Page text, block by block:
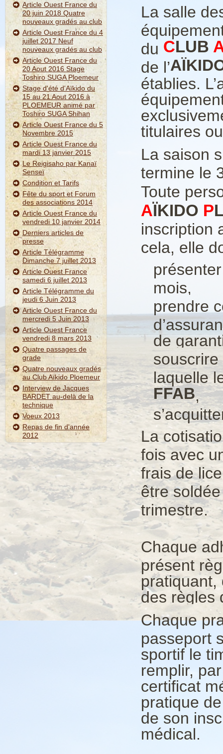
Article Ouest France du
20 juin 2018 Quatre
nouveaux gradés au club
Article Ouest France du 4
juillet 2017 Neuf
nouveaux gradés au club
Article Ouest France du
20 Aout 2016 Stage
Toshiro SUGA Ploemeur
Stage d'été d'Aïkido du
15 au 21 Aout 2016 à
PLOEMEUR animé par
Toshiro SUGA Shihan
Article Ouest France du 5
Novembre 2015
Article Ouest France du
mardi 13 janvier 2015
Le Reigisaho par Kanaï
Senseï
Condition et Tarifs
Fête du sport et Forum
des associations 2014
Article Ouest France du
vendredi 10 janvier 2014
Derniers articles de
presse
Article Télégramme
Dimanche 7 juillet 2013
Article Ouest France
samedi 6 juillet 2013
Article Télégramme du
jeudi 6 Juin 2013
Article Ouest France du
mercredi 5 Juin 2013
Article Ouest France
vendredi 8 mars 2013
Quatre passages de
grade
Quatre nouveaux gradés
au Club Aïkido Ploemeur
Interview de Jacques
BARDET au-delà de la
technique
Voeux 2013
Repas de fin d'année
2012
La salle
du CLUB
de l’
établies.
titulaires
La saison
termine le
Toute
AÏKIDO P
inscription
cela, elle
mois,
prendre
de
laquelle
FFAB,
La
fois avec
frais de
être
trimestre.
Chaque
présent
pratiquant,
des règles
Chaque
passeport
sportif le
remplir,
certificat
pratique
de son
médical.